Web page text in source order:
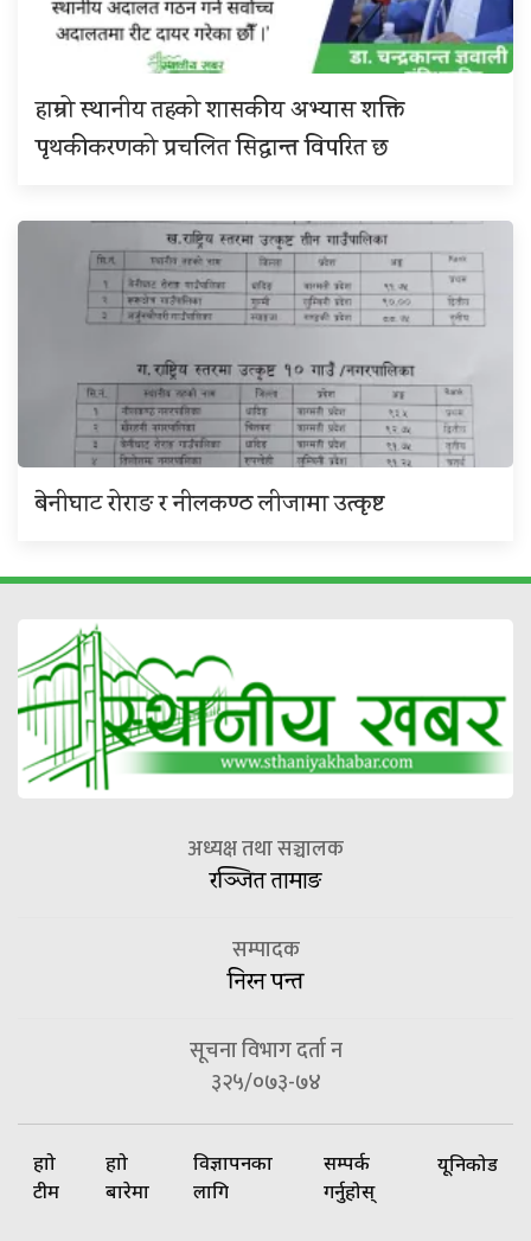
हाम्रो स्थानीय तहको शासकीय अभ्यास शक्ति
पृथकीकरणको प्रचलित सिद्धान्त विपरित छ
बेनीघाट रोराङ र नीलकण्ठ लीजामा उत्कृष्ट
अध्यक्ष तथा सञ्चालक
रञ्जित तामाङ
सम्पादक
निरन पन्त
सूचना विभाग दर्ता न
३२५/०७३-७४
हाम्रो
टीम
हाम्रो
बारेमा
विज्ञापनका
लागि
सम्पर्क
गर्नुहोस्
यूनिकोड